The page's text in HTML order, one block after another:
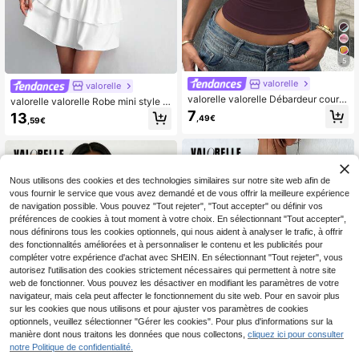
valorelle
valorelle valorelle Robe mini style g
âteau à volants, coupe slim cintrée
à la taille, col à revers, manches co
13 ,59€
5
valorelle
valorelle valorelle Débardeur court
à col ras-du-cou avec imprimé lettr
es et chiffres, couleurs contrastées
7 ,49€
1
Nous utilisons des cookies et des technologies similaires sur notre site web afin de
vous fournir le service que vous avez demandé et de vous offrir la meilleure expérience
de navigation possible. Vous pouvez "Tout rejeter", "Tout accepter" ou définir vos
préférences de cookies à tout moment à votre choix. En sélectionnant "Tout accepter",
nous définirons tous les cookies optionnels, qui nous aident à analyser le trafic, à offrir
des fonctionnalités améliorées et à personnaliser le contenu et les publicités pour
compléter votre expérience d'achat avec SHEIN. En sélectionnant "Tout rejeter", vous
autorisez l'utilisation des cookies strictement nécessaires qui permettent à notre site
web de fonctionner. Vous pouvez les désactiver en modifiant les paramètres de votre
navigateur, mais cela peut affecter le fonctionnement du site web. Pour en savoir plus
sur les cookies que nous utilisons et pour ajuster vos paramètres de cookies
optionnels, veuillez sélectionner "Gérer les cookies". Pour plus d'informations sur la
manière dont nous traitons les données que nous collectons, cliquez ici pour consulter
notre Politique de confidentialité.